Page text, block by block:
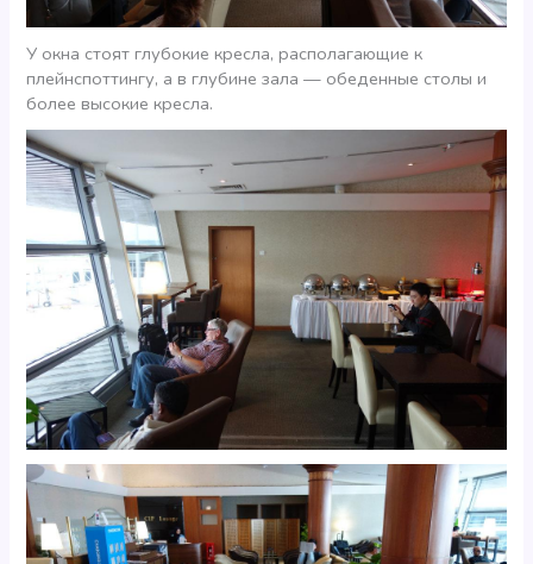
У окна стоят глубокие кресла, располагающие к
плейнспоттингу, а в глубине зала — обеденные столы и
более высокие кресла.